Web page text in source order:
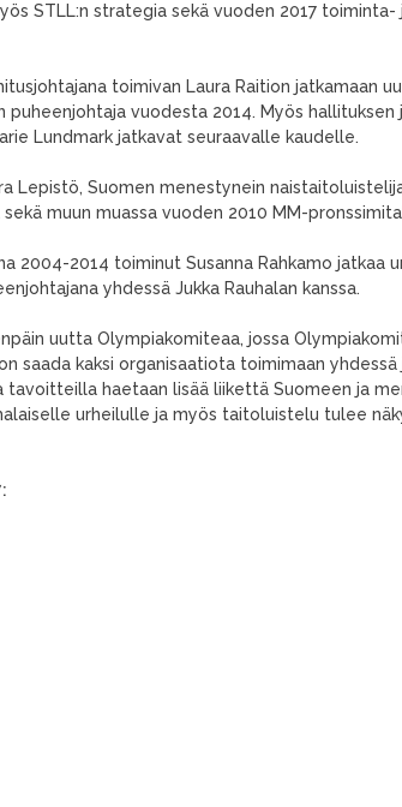
STLL:n strategia sekä vuoden 2017 toiminta-
toimivan Laura Raition jatkamaan
vuodesta 2014. Myös hallituksen
Lundmark jatkavat seuraavalle kaudelle.
Lepistö, Suomen menestynein
muun muassa vuoden 2010 MM-
2004-2014 toiminut Susanna Rahkamo jatkaa
yhdessä Jukka Rauhalan kanssa.
uutta Olympiakomiteaa, jossa
saada kaksi organisaatiota toimimaan yhdessä
tavoitteilla haetaan lisää liikettä Suomeen ja
urheilulle ja myös taitoluistelu tulee